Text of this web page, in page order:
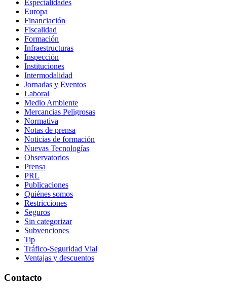
Especialidades
Europa
Financiación
Fiscalidad
Formación
Infraestructuras
Inspección
Instituciones
Intermodalidad
Jornadas y Eventos
Laboral
Medio Ambiente
Mercancias Peligrosas
Normativa
Notas de prensa
Noticias de formación
Nuevas Tecnologías
Observatorios
Prensa
PRL
Publicaciones
Quiénes somos
Restricciones
Seguros
Sin categorizar
Subvenciones
Tip
Tráfico-Seguridad Vial
Ventajas y descuentos
Contacto